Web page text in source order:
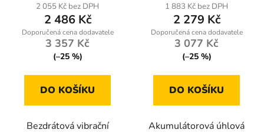
2 055 Kč bez DPH
2 486 Kč
3 357 Kč
(–25 %)
DO KOŠÍKU
Bezdrátová vibrační
1 883 Kč bez DPH
2 279 Kč
3 077 Kč
(–25 %)
DO KOŠÍKU
Akumulátorová úhlová